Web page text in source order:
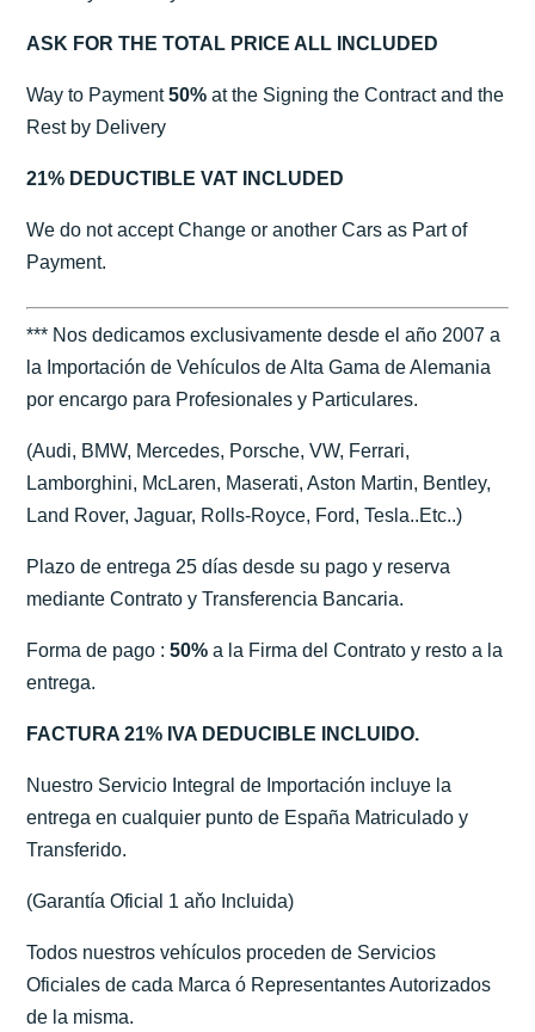
ASK FOR THE TOTAL PRICE ALL INCLUDED
Way to Payment50% at the Signing the Contract and the
Rest by Delivery
21% DEDUCTIBLE VAT INCLUDED
We do not accept Change or another Cars as Part of
Payment.
*** Nos dedicamos exclusivamente desde el año 2007 a
la Importación de Vehículos de Alta Gama de Alemania
por encargo para Profesionales y Particulares.
(Audi, BMW, Mercedes, Porsche, VW, Ferrari,
Lamborghini, McLaren, Maserati, Aston Martin, Bentley,
Land Rover, Jaguar, Rolls-Royce, Ford, Tesla..Etc..)
Plazo de entrega 25 días desde su pago y reserva
mediante Contrato y Transferencia Bancaria.
Forma de pago :50% a la Firma del Contrato y resto a la
entrega.
FACTURA 21% IVA DEDUCIBLE INCLUIDO.
Nuestro Servicio Integral de Importación incluye la
entrega en cualquier punto de España Matriculado y
Transferido.
(Garantía Oficial 1 aňo Incluida)
Todos nuestros vehículos proceden de Servicios
Oficiales de cada Marca ó Representantes Autorizados
de la misma.